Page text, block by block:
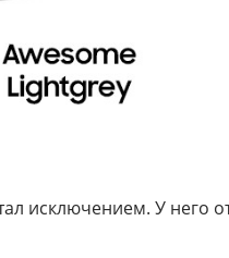
исключением. У него